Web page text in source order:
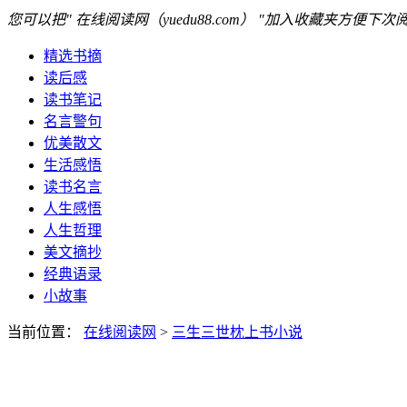
您可以把" 在线阅读网（yuedu88.com） "加入收藏夹方便下次
精选书摘
读后感
读书笔记
名言警句
优美散文
生活感悟
读书名言
人生感悟
人生哲理
美文摘抄
经典语录
小故事
当前位置： 在线阅读网 > 三生三世枕上书小说